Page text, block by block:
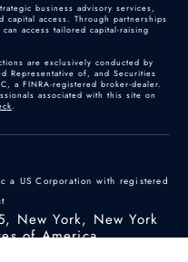
business advisory services,
access. Through partnerships
access tailored capital-raising
are exclusively conducted by
Representative of, and Securities
a FINRA-registered broker-dealer.
associated with this site on
.
a US Corporation with registered
New York, New York
of America